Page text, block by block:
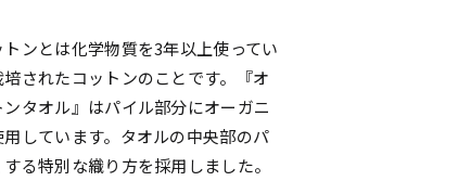
ンとは化学物質を3年以上使ってい
されたコットンのことです。『オ
タオル』はパイル部分にオーガニ
しています。タオルの中央部のパ
る特別な織り方を採用しました。